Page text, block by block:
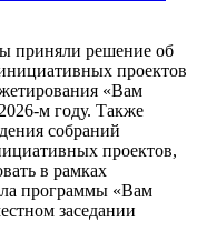
приняли решение об
проектов
«Вам
м году. Также
собраний
проектов,
в рамках
программы «Вам
заседании